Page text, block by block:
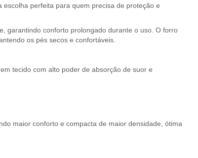
perfeita para quem precisa de proteção e
garantindo conforto prolongado durante o uso. O forro
os pés secos e confortáveis.
tecido com alto poder de absorção de suor e
maior conforto e compacta de maior densidade, ótima